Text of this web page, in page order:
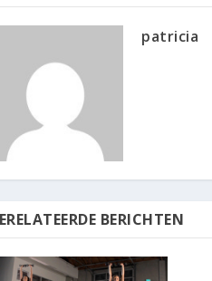
patricia
BERICHTEN